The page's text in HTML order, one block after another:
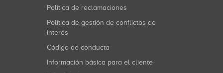
Política de reclamaciones
Política de gestión de conflictos de
interés
Código de conducta
Información básica para el cliente